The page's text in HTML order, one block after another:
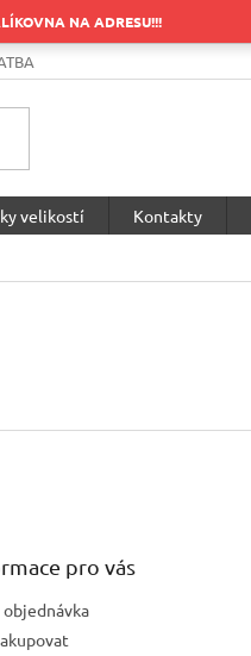
NA ADRESU!!!
velikostí Kontakty
pro vás